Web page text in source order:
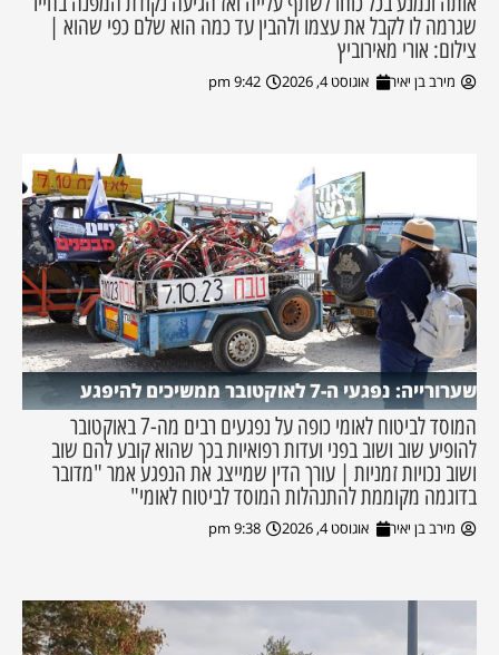
שגרמה לו לקבל את עצמו ולהבין עד כמה הוא שלם כפי שהוא |
צילום: אורי מאירוביץ
מירב בן יאיר אוגוסט 4, 2026 9:42 pm
שערורייה: נפגעי ה-7 לאוקטובר ממשיכים להיפגע
המוסד לביטוח לאומי כופה על נפגעים רבים מה-7 באוקטובר
להופיע שוב ושוב בפני ועדות רפואיות בכך שהוא קובע להם שוב
ושוב נכויות זמניות | עורך הדין שמייצג את הנפגע אמר "מדובר
בדוגמה מקוממת להתנהלות המוסד לביטוח לאומי"
מירב בן יאיר אוגוסט 4, 2026 9:38 pm